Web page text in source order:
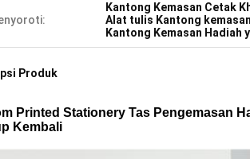
Kantong Kemasan Cetak
Alat tulis Kantong
Kantong Kemasan Hadiah
Produk
Printed Stationery Tas Pengemasan
Kembali